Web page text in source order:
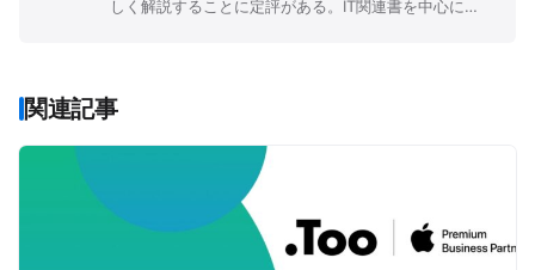
しく解説することに定評がある。IT関連書を中心に
関連記事